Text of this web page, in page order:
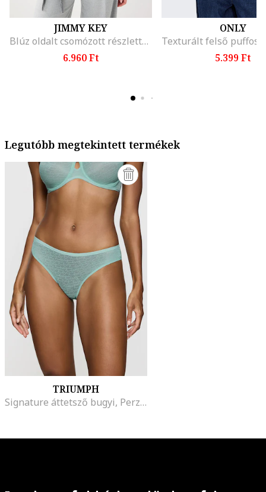
JIMMY KEY
Blúz oldalt csomózott részlettel, Melange szürke
6.960 Ft
ONLY
5.399 Ft
Legutóbb megtekintett termékek
TRIUMPH
Signature áttetsző bugyi, Perzsazöld/Átlátszó